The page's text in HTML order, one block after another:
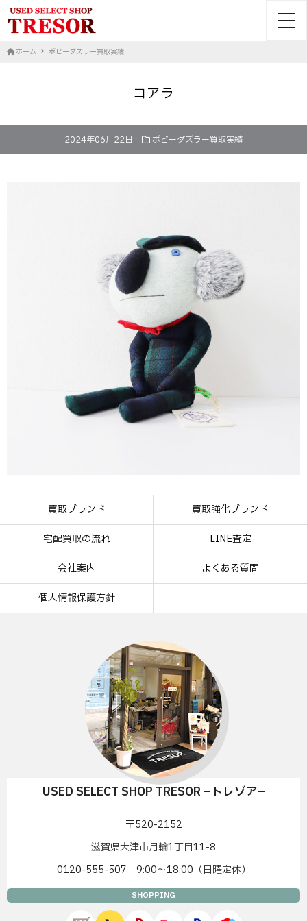
ホーム ボビーダズラー買取実績
コアラ
2024年06月22日 ボビーダズラー買取実績
買取ブランド 買取強化ブランド
宅配買取の流れ LINE査定
会社案内 よくある質問
個人情報保護方針
USED SELECT SHOP TRESOR –トレゾア–
〒520-2152
滋賀県大津市月輪1丁目11-8
0120-555-507 9:00〜18:00（日曜定休）
SHOPPING